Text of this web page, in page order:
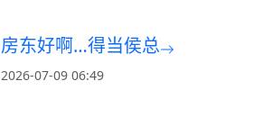
房东好啊…得当侯总
2026-07-09 06:49